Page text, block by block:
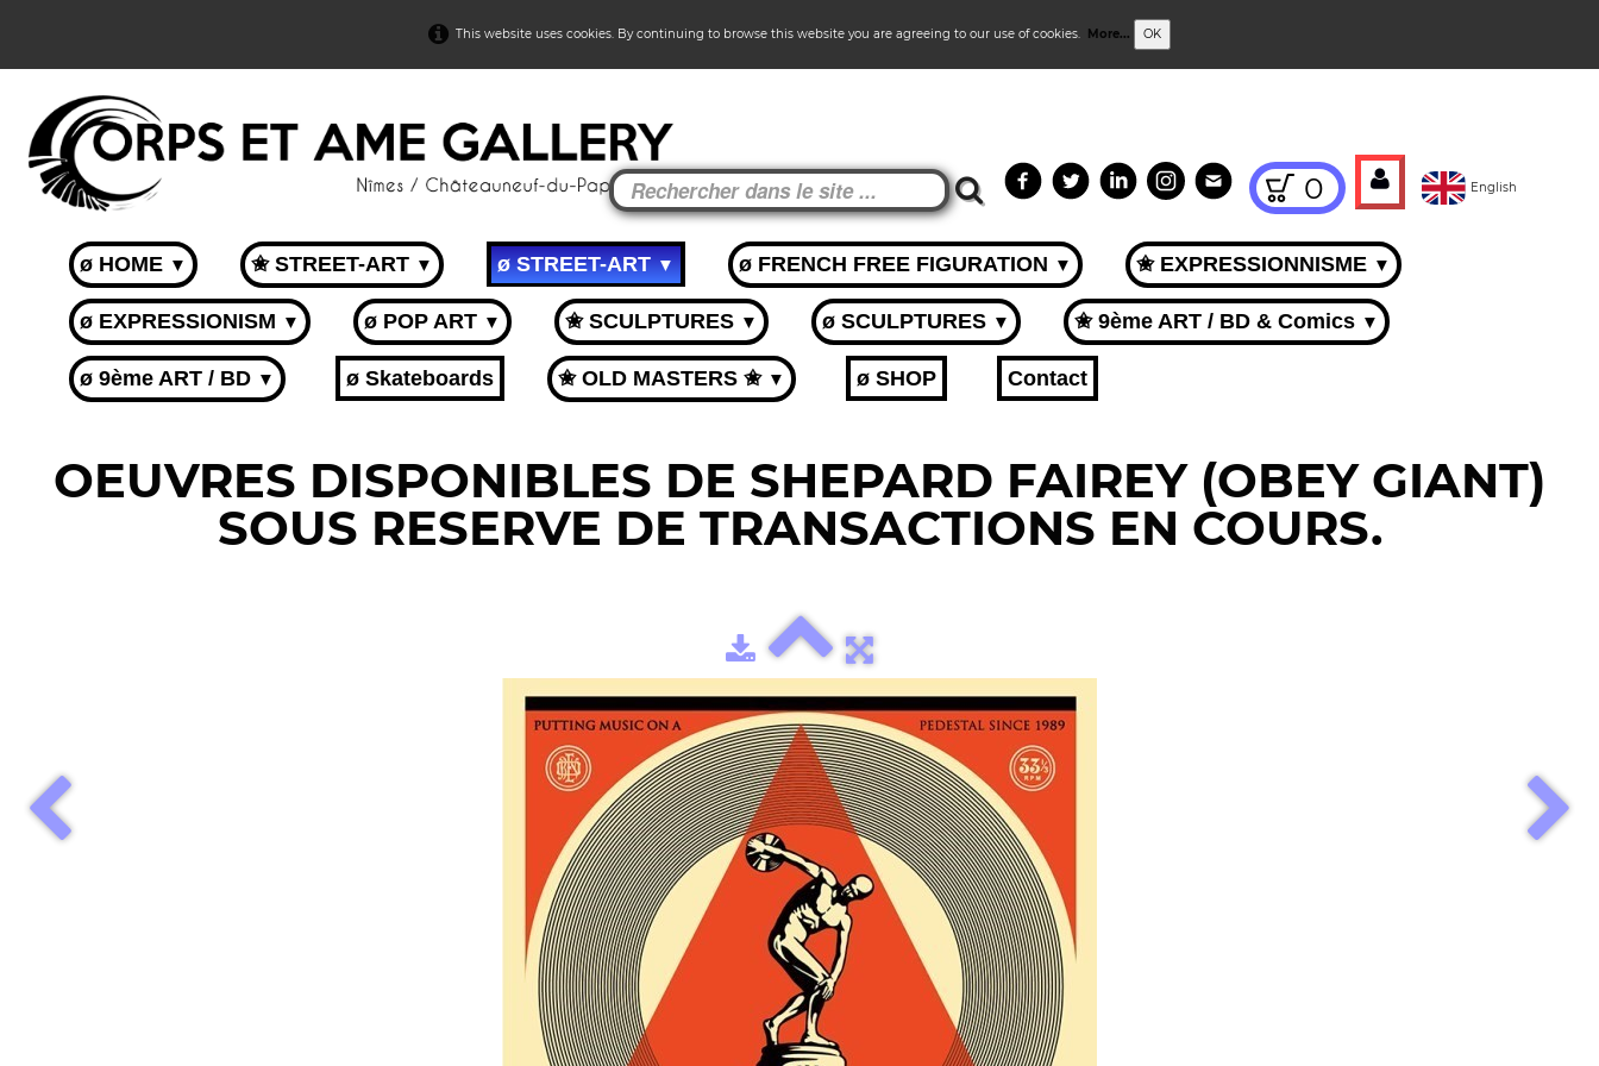
This website uses cookies. By continuing to browse this website you are agreeing to our use of cookies. More... OK
0 English
ø HOME ▼ ✬ STREET-ART ▼ ø STREET-ART▼ ø FRENCH FREE FIGURATION ▼ ✬ EXPRESSIONNISME ▼
ø EXPRESSIONISM ▼ ø POP ART ▼ ✬ SCULPTURES ▼ ø SCULPTURES ▼ ✬ 9ème ART / BD & Comics ▼
ø 9ème ART / BD ▼ ø Skateboards ✬ OLD MASTERS ✬ ▼ ø SHOP Contact
OEUVRES DISPONIBLES DE SHEPARD FAIREY (OBEY GIANT)
SOUS RESERVE DE TRANSACTIONS EN COURS.